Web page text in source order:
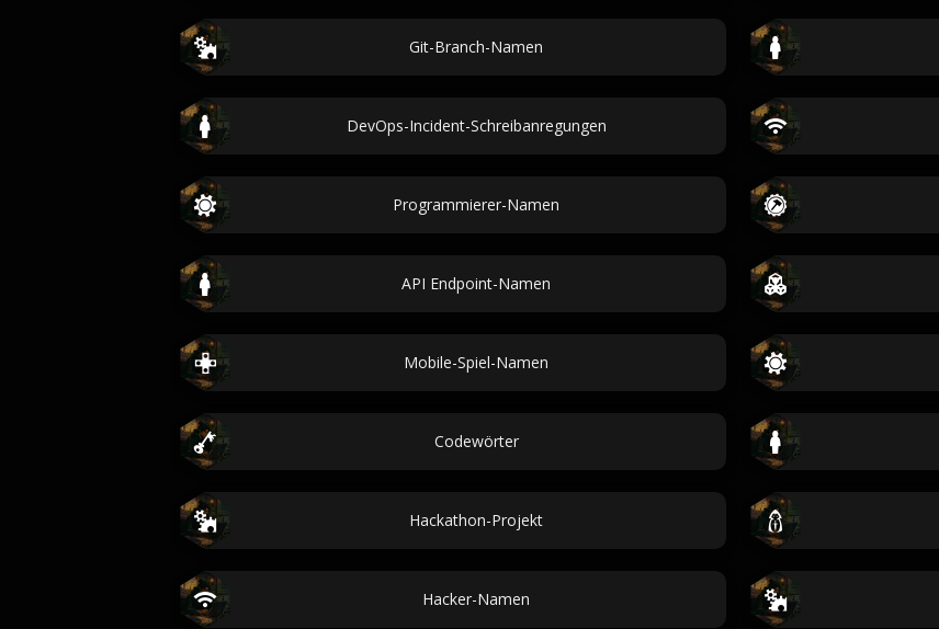
Git-Branch-Namen
DevOps-Incident-Schreibanregungen
Programmierer-Namen
API Endpoint-Namen
Mobile-Spiel-Namen
Codewörter
Hackathon-Projekt
Hacker-Namen